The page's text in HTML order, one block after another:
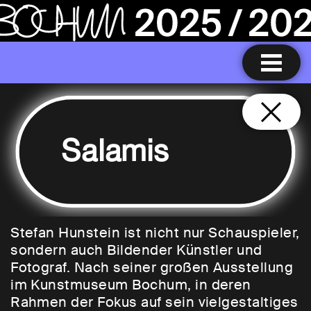
Salamis
Stefan Hunstein ist nicht nur Schauspieler,
sondern auch Bildender Künstler und
Fotograf. Nach seiner großen Ausstellung
im Kunstmuseum Bochum, in deren
Rahmen der Fokus auf sein vielgestaltiges